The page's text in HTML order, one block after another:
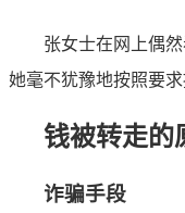
张女士在网上偶
她毫不犹豫地按照要
钱被转走的
诈骗手段